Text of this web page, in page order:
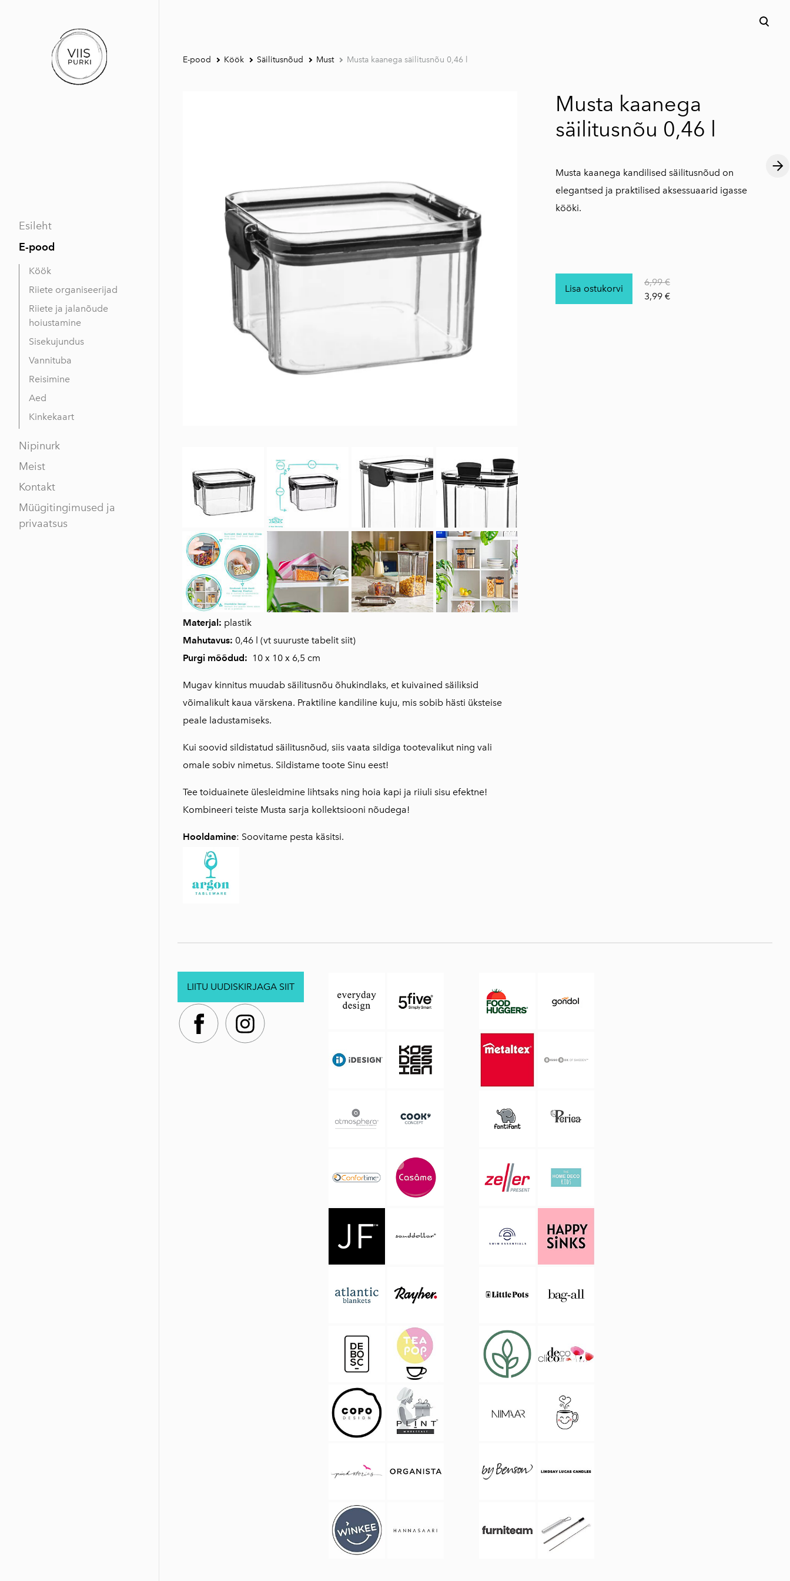
Esileht
E-pood
Köök
Riiete organiseerijad
Riiete ja jalanõude
hoiustamine
Sisekujundus
Vannituba
Reisimine
Aed
Kinkekaart
Nipinurk
Meist
Kontakt
Müügitingimused ja
privaatsus
E-pood Köök Säilitusnõud Must Musta kaanega säilitusnõu 0,46 l
Materjal: plastik
Mahutavus: 0,46 l (vt suuruste tabelit siit)
Purgi mõõdud: 10 x 10 x 6,5 cm
Mugav kinnitus muudab säilitusnõu õhukindlaks, et kuivained säiliksid
võimalikult kaua värskena. Praktiline kandiline kuju, mis sobib hästi üksteise
peale ladustamiseks.
Kui soovid sildistatud säilitusnõud, siis vaata sildiga tootevalikut ning vali
omale sobiv nimetus. Sildistame toote Sinu eest!
Tee toiduainete ülesleidmine lihtsaks ning hoia kapi ja riiuli sisu efektne!
Kombineeri teiste Musta sarja kollektsiooni nõudega!
Hooldamine: Soovitame pesta käsitsi.
Musta kaanega
säilitusnõu 0,46 l
Musta kaanega kandilised säilitusnõud on
elegantsed ja praktilised aksessuaarid igasse
kööki.
Lisa ostukorvi
6,99 €
3,99 €
LIITU UUDISKIRJAGA SIIT